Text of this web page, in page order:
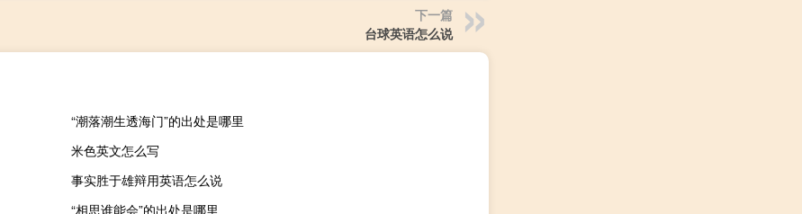
下一篇
台球英语怎么说
“潮落潮生透海门”的出处是哪里
米色英文怎么写
事实胜于雄辩用英语怎么说
“相思谁能会”的出处是哪里